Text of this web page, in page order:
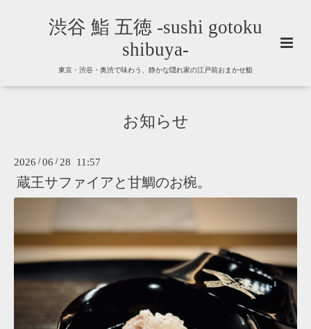
渋谷 鮨 五徳 -sushi gotoku
shibuya-
東京・渋谷・奥渋で味わう、静かな隠れ家の江戸前おまかせ鮨
お知らせ
2026 /06 / 28 11:57
蔵王サファイアと甘鯛のお椀。